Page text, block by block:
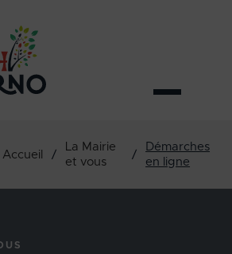
Accueil /
La Mairie
et vous
/
Démarches
en ligne